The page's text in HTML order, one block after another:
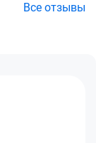
Все отзывы